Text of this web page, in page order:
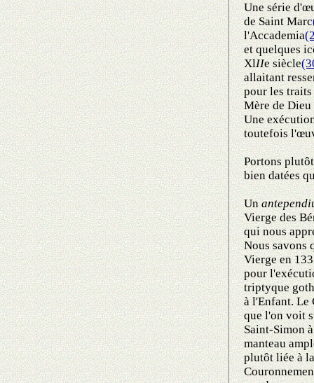
Une série
de Saint Marc
l'Accademia
et quelques
XlIIe siècle
allaitant
pour les
Mère de
Une
toutefois
Portons
bien datées
Un
Vierge des
qui nous
Nous savons
Vierge en
pour
triptyque
à l'Enfant. Le
que l'on voit
Saint-Simon
manteau
plutôt liée à